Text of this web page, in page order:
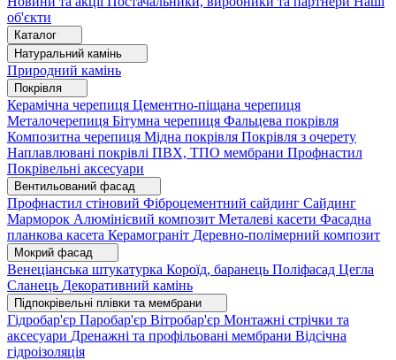
об'єкти
Каталог
Натуральний камінь
Природний камінь
Покрівля
Керамічна черепиця Цементно-піщана черепиця
Металочерепиця Бітумна черепиця Фальцева покрівля
Композитна черепиця Мідна покрівля Покрівля з очерету
Наплавлювані покрівлі ПВХ, ТПО мембрани Профнастил
Покрівельні аксесуари
Вентильований фасад
Профнастил стіновий Фіброцементний сайдинг Сайдинг
Марморок Алюмінієвий композит Металеві касети Фасадна
планкова касета Керамограніт Деревно-полімерний композит
Мокрий фасад
Венеціанська штукатурка Короїд, баранець Поліфасад Цегла
Сланець Декоративний камінь
Підпокрівельні плівки та мембрани
Гідробар'єр Паробар'єр Вітробар'єр Монтажні стрічки та
аксесуари Дренажні та профільовані мембрани Відсічна
гідроізоляція